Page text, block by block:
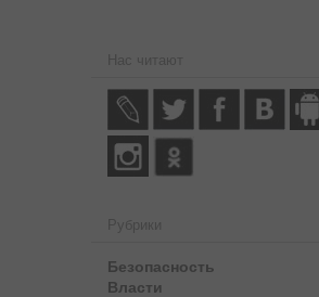
Нас читают
Рубрики
Безопасность
Власти